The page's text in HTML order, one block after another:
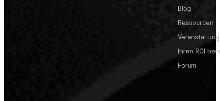
Blog
Ressourcen
Ihren ROI
Forum